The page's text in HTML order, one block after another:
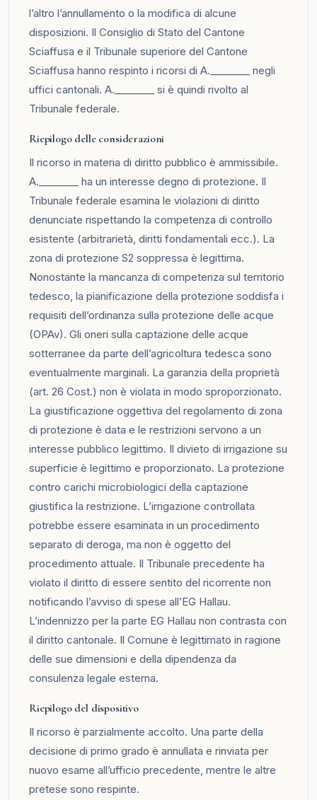
l’altro l’annullamento o la modifica di alcune
disposizioni. Il Consiglio di Stato del Cantone
Sciaffusa e il Tribunale superiore del Cantone
Sciaffusa hanno respinto i ricorsi di A.________ negli
uffici cantonali. A.________ si è quindi rivolto al
Tribunale federale.
Riepilogo delle considerazioni
Il ricorso in materia di diritto pubblico è ammissibile.
A.________ ha un interesse degno di protezione. Il
Tribunale federale esamina le violazioni di diritto
denunciate rispettando la competenza di controllo
esistente (arbitrarietà, diritti fondamentali ecc.). La
zona di protezione S2 soppressa è legittima.
Nonostante la mancanza di competenza sul territorio
tedesco, la pianificazione della protezione soddisfa i
requisiti dell’ordinanza sulla protezione delle acque
(OPAv). Gli oneri sulla captazione delle acque
sotterranee da parte dell’agricoltura tedesca sono
eventualmente marginali. La garanzia della proprietà
(art. 26 Cost.) non è violata in modo sproporzionato.
La giustificazione oggettiva del regolamento di zona
di protezione è data e le restrizioni servono a un
interesse pubblico legittimo. Il divieto di irrigazione su
superficie è legittimo e proporzionato. La protezione
contro carichi microbiologici della captazione
giustifica la restrizione. L’irrigazione controllata
potrebbe essere esaminata in un procedimento
separato di deroga, ma non è oggetto del
procedimento attuale. Il Tribunale precedente ha
violato il diritto di essere sentito del ricorrente non
notificando l’avviso di spese all’EG Hallau.
L’indennizzo per la parte EG Hallau non contrasta con
il diritto cantonale. Il Comune è legittimato in ragione
delle sue dimensioni e della dipendenza da
consulenza legale esterna.
Riepilogo del dispositivo
Il ricorso è parzialmente accolto. Una parte della
decisione di primo grado è annullata e rinviata per
nuovo esame all’ufficio precedente, mentre le altre
pretese sono respinte.